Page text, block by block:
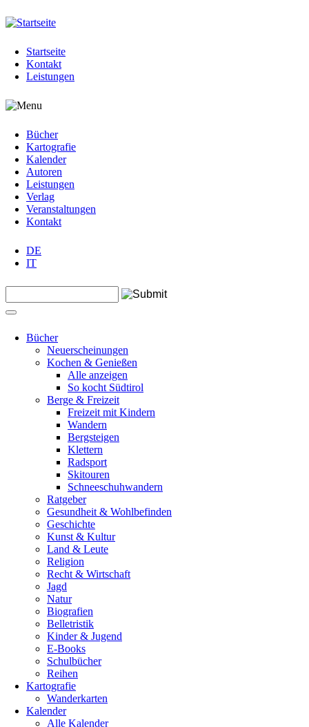
Jump to navigation
Startseite
Kontakt
Leistungen
Bücher
Kartografie
Kalender
Autoren
Leistungen
Verlag
Veranstaltungen
Kontakt
DE
IT
Suchformular
Bücher
Neuerscheinungen
Kochen & Genießen
Alle anzeigen
So kocht Südtirol
Berge & Freizeit
Freizeit mit Kindern
Wandern
Bergsteigen
Klettern
Radsport
Skitouren
Schneeschuhwandern
Ratgeber
Gesundheit & Wohlbefinden
Geschichte
Kunst & Kultur
Land & Leute
Religion
Recht & Wirtschaft
Jagd
Natur
Biografien
Belletristik
Kinder & Jugend
E-Books
Schulbücher
Reihen
Kartografie
Wanderkarten
Kalender
Alle Kalender